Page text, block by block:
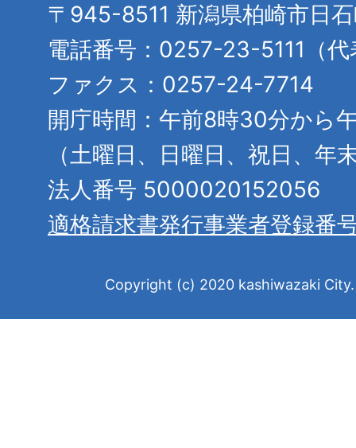
〒945-8511 新潟県柏崎市日
電話番号：0257-23-5111（代
ファクス：0257-24-7714
開庁時間：午前8時30分から
（土曜日、日曜日、祝日、年
法人番号 5000020152056
適格請求書発行事業者登録番
Copyright (c) 2020 kashiwazaki